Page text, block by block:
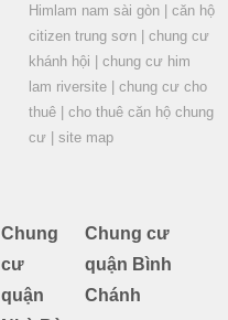
Himlam nam sài gòn| căn hộ
citizen trung sơn| chung cư
khánh hội
chung cư him
lam riversite| chung cư cho
thuê| cho thuê căn hộ chung
cư| site map
Chung
cư
quận
Chung cư
quận Bình
Chánh